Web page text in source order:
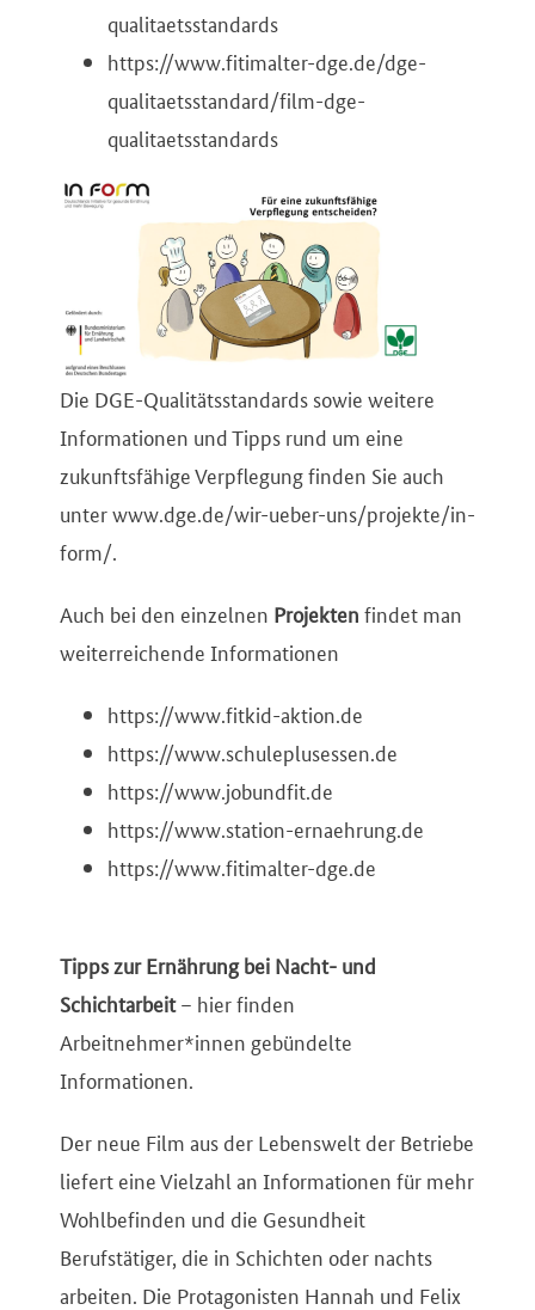
qualitaetsstandards
https://www.fitimalter-dge.de/dge-
qualitaetsstandard/film-dge-
qualitaetsstandards
Die DGE-Qualitätsstandards sowie weitere
Informationen und Tipps rund um eine
zukunftsfähige Verpflegung finden Sie auch
unter www.dge.de/wir-ueber-uns/projekte/in-
form/.
Auch bei den einzelnen Projekten findet man
weiterreichende Informationen
https://www.fitkid-aktion.de
https://www.schuleplusessen.de
https://www.jobundfit.de
https://www.station-ernaehrung.de
https://www.fitimalter-dge.de
Tipps zur Ernährung bei Nacht- und
Schichtarbeit– hier finden
Arbeitnehmer*innen gebündelte
Informationen.
Der neue Film aus der Lebenswelt der Betriebe
liefert eine Vielzahl an Informationen für mehr
Wohlbefinden und die Gesundheit
Berufstätiger, die in Schichten oder nachts
arbeiten. Die Protagonisten Hannah und Felix